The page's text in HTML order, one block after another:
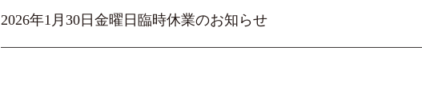
2026年1月30日金曜日臨時休業のお知らせ